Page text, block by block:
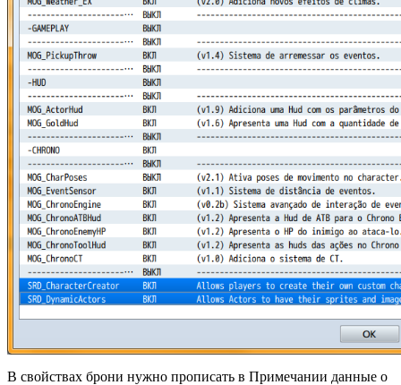
В свойствах брони нужно прописать в Примечании данные о